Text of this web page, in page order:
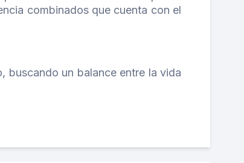
combinados que cuenta con el
buscando un balance entre la vida